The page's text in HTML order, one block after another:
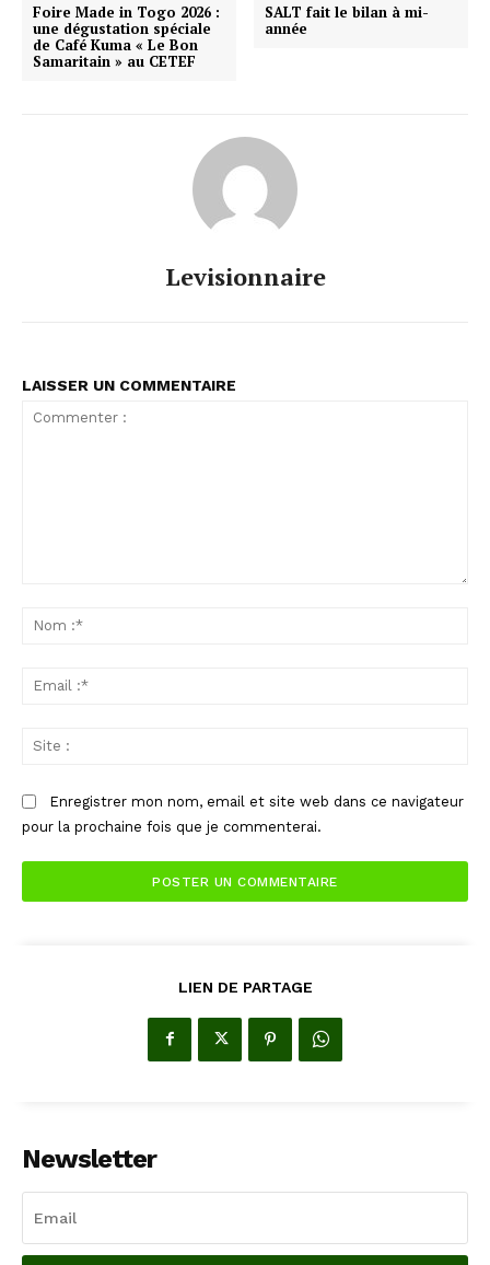
Foire Made in Togo 2026 :
une dégustation spéciale
de Café Kuma « Le Bon
Samaritain » au CETEF
SALT fait le bilan à mi-
année
Levisionnaire
LAISSER UN COMMENTAIRE
Enregistrer mon nom, email et site web dans ce navigateur
pour la prochaine fois que je commenterai.
LIEN DE PARTAGE
Newsletter